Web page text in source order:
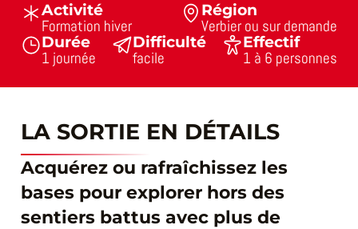
Activité
Formation hiver
Région
Verbier ou sur demande
Durée
1 journée
Difficulté
facile
Effectif
1 à 6 personnes
LA SORTIE EN DÉTAILS
Acquérez ou rafraîchissez les
bases pour explorer hors des
sentiers battus avec plus de